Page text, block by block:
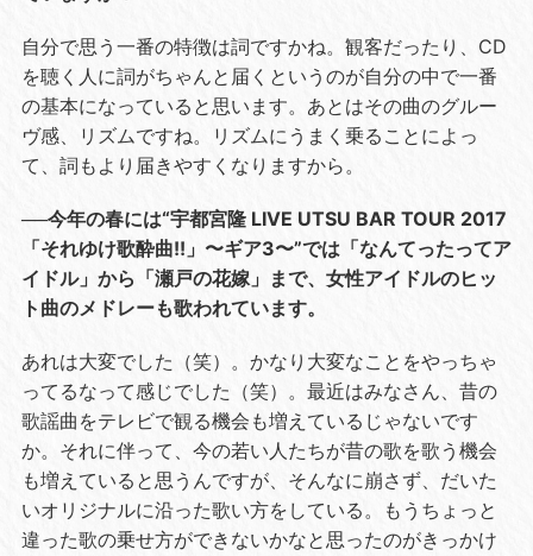
自分で思う一番の特徴は詞ですかね。観客だったり、CD
を聴く人に詞がちゃんと届くというのが自分の中で一番
の基本になっていると思います。あとはその曲のグルー
ヴ感、リズムですね。リズムにうまく乗ることによっ
て、詞もより届きやすくなりますから。
──今年の春には“宇都宮隆 LIVE UTSU BAR TOUR 2017
「それゆけ歌酔曲!!」〜ギア3〜”では「なんてったってア
イドル」から「瀬戸の花嫁」まで、女性アイドルのヒッ
ト曲のメドレーも歌われています。
あれは大変でした（笑）。かなり大変なことをやっちゃ
ってるなって感じでした（笑）。最近はみなさん、昔の
歌謡曲をテレビで観る機会も増えているじゃないです
か。それに伴って、今の若い人たちが昔の歌を歌う機会
も増えていると思うんですが、そんなに崩さず、だいた
いオリジナルに沿った歌い方をしている。もうちょっと
違った歌の乗せ方ができないかなと思ったのがきっかけ